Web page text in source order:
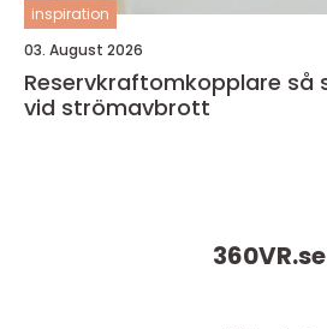
inspiration
03. August 2026
Reservkraftomkopplare så skapas trygg el
vid strömavbrott
360VR.se